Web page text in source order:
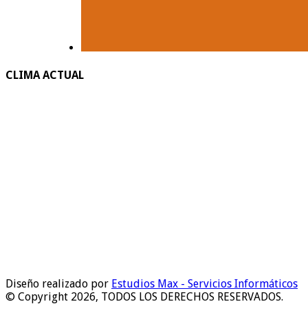
CLIMA ACTUAL
Diseño realizado por Estudios Max - Servicios Informáticos
© Copyright 2026, TODOS LOS DERECHOS RESERVADOS.